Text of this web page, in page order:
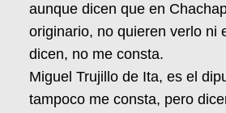
aunque dicen que en
originario, no quieren verlo ni
dicen, no me consta.
Miguel Trujillo de Ita, es el
tampoco me consta, pero